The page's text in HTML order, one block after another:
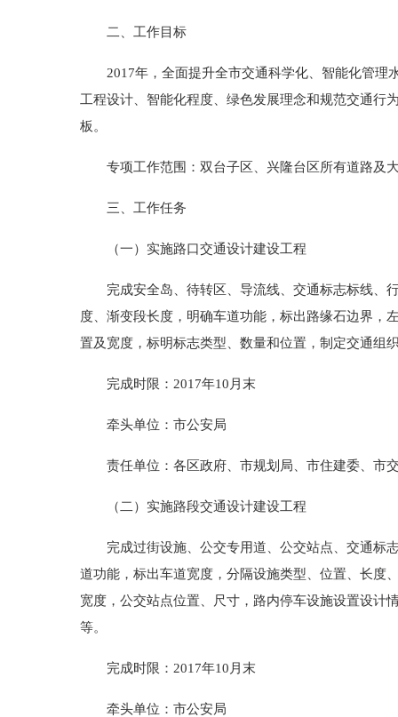
二、工作目标
2017年，全面提升全市交通科学化、智能化管理
工程设计、智能化程度、绿色发展理念和规范交通行
板。
专项工作范围：双台子区、兴隆台区所有道路及
三、工作任务
（一）实施路口交通设计建设工程
完成安全岛、待转区、导流线、交通标志标线、行
度、渐变段长度，明确车道功能，标出路缘石边界，
置及宽度，标明标志类型、数量和位置，制定交通组
完成时限：2017年10月末
牵头单位：市公安局
责任单位：各区政府、市规划局、市住建委、市
（二）实施路段交通设计建设工程
完成过街设施、公交专用道、公交站点、交通标志
道功能，标出车道宽度，分隔设施类型、位置、长度
宽度，公交站点位置、尺寸，路内停车设施设置设计
等。
完成时限：2017年10月末
牵头单位：市公安局